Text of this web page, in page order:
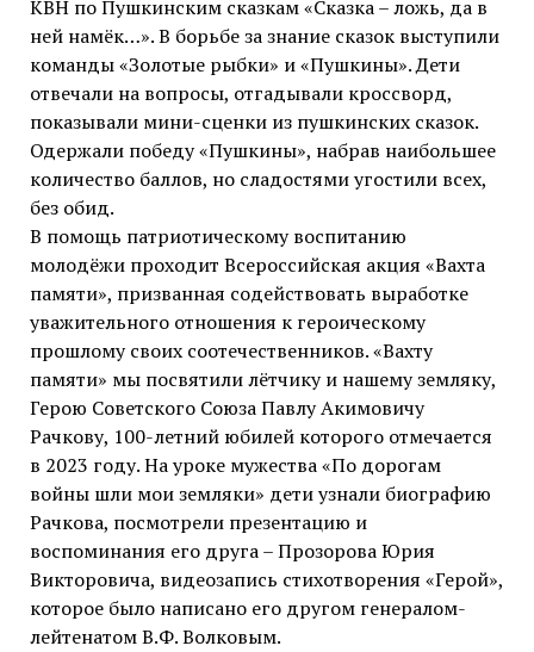
КВН по Пушкинским сказкам «Сказка – ложь, да в
ней намёк…». В борьбе за знание сказок выступили
команды «Золотые рыбки» и «Пушкины». Дети
отвечали на вопросы, отгадывали кроссворд,
показывали мини-сценки из пушкинских сказок.
Одержали победу «Пушкины», набрав наибольшее
количество баллов, но сладостями угостили всех,
без обид.
В помощь патриотическому воспитанию
молодёжи проходит Всероссийская акция «Вахта
памяти», призванная содействовать выработке
уважительного отношения к героическому
прошлому своих соотечественников. «Вахту
памяти» мы посвятили лётчику и нашему земляку,
Герою Советского Союза Павлу Акимовичу
Рачкову, 100-летний юбилей которого отмечается
в 2023 году. На уроке мужества «По дорогам
войны шли мои земляки» дети узнали биографию
Рачкова, посмотрели презентацию и
воспоминания его друга – Прозорова Юрия
Викторовича, видеозапись стихотворения «Герой»,
которое было написано его другом генералом-
лейтенатом В.Ф. Волковым.